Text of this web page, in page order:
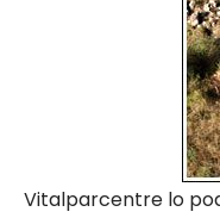
Vitalparcentre lo